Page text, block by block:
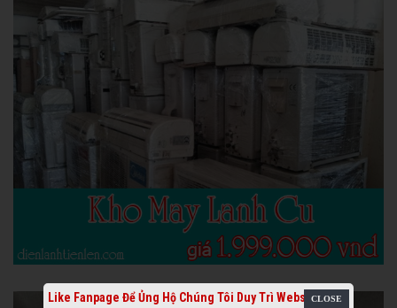
Like Fanpage Để Ủng Hộ Chúng Tôi Duy Trì Website